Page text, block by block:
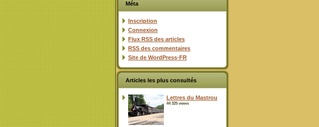
Méta
Inscription
Connexion
Flux RSS des articles
RSS des commentaires
Site de WordPress-FR
Articles les plus consultés
Lettres du Mastrou
44 325 views